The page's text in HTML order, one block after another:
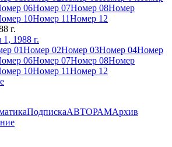
06Номер 07Номер 08Номер
10Номер 11Номер 12
г.
1988 г.
01Номер 02Номер 03Номер 04Номер
06Номер 07Номер 08Номер
10Номер 11Номер 12
ПодпискаАВТОРАМАрхив